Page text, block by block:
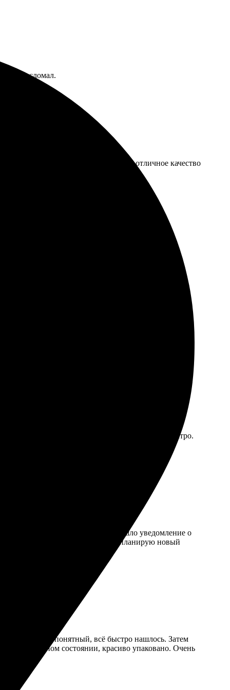
не сломал.
в использовании. Получила отличное качество
Все на высшем уровне!
понятный и быстрый.
выбираешь формат, оплачиваешь — всё быстро.
фотосувениры.
просто и интуитивно. Вскоре пришло уведомление о
яркие и четкие! Теперь планирую новый
интуитивно понятный, всё быстро нашлось. Затем
в идеальном состоянии, красиво упаковано. Очень